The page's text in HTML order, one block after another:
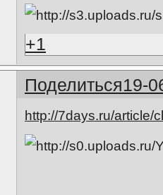
+1
Поделиться19-
http://7days.ru/